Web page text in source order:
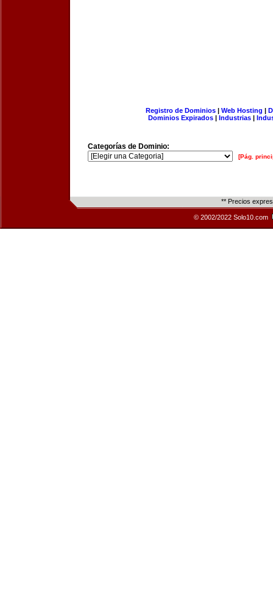
Registro de Dominios| Web Hosting |
Dominios Expirados | Industrias |
Categorías de Dominio:
[Pág.
** Precios
© 2002/2022 Solo10.com